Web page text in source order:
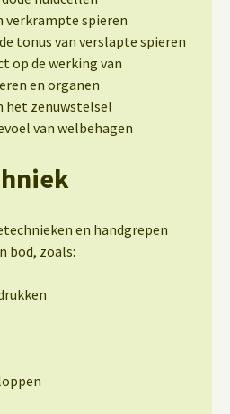
verkrampte spieren
tonus van verslapte spieren
op de werking van
en organen
het zenuwstelsel
van welbehagen
en handgrepen
bod, zoals: